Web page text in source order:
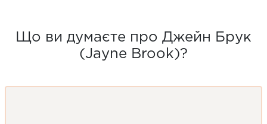
Що ви думаєте про Джейн Брук
(Jayne Brook)?